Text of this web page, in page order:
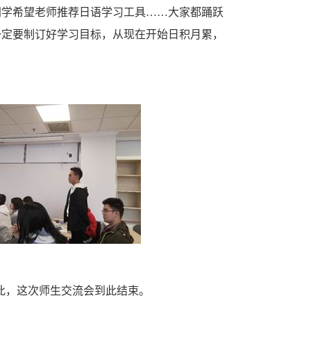
学希望老师推荐日语学习工具……大家都踊跃
要制订好学习目标，从现在开始日积月累，
这次师生交流会到此结束。